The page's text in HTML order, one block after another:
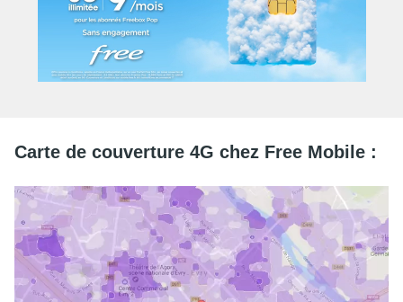
Carte de couverture 4G chez Free Mobile :